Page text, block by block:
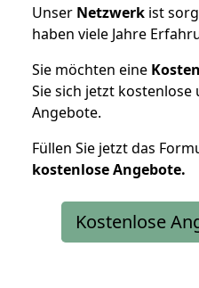
Unser Netzwerk ist
haben viele Jahre
Sie möchten eine
Sie sich jetzt
Angebote.
Füllen Sie jetzt das
kostenloseAngebote.
Kostenlose